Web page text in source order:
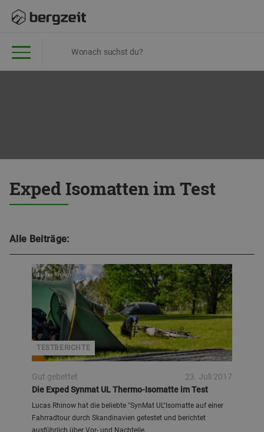
Exped Isomatten im Test
Alle Beiträge:
TESTBERICHTE
Lucas Rhinow
Gut gebettet
23. Juli 2017
Die Exped Synmat UL Thermo-Isomatte im Test
Lucas Rhinow hat die beliebte "SynMat UL"Isomatte auf einer
Fahrradtour durch Skandinavien getestet und berichtet
ausführlich über Vor- und Nachteile.